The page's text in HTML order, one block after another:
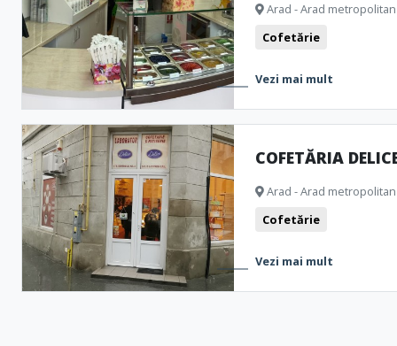
Arad - Arad metropolitan
Cofetărie
Vezi mai mult
COFETĂRIA
Arad - Arad metropolitan
Cofetărie
Vezi mai mult